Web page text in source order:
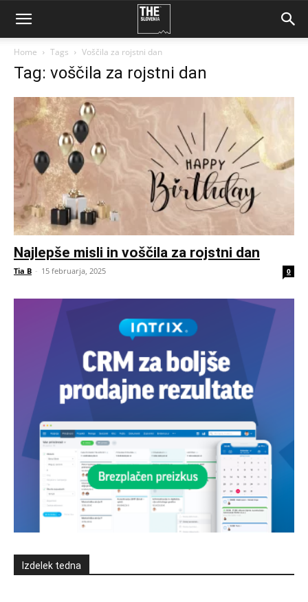
Home Tags Voščila za rojstni dan
Tag: voščila za rojstni dan
Najlepše misli in voščila za rojstni dan
Tia B - 15 februarja, 2025 0
Izdelek tedna